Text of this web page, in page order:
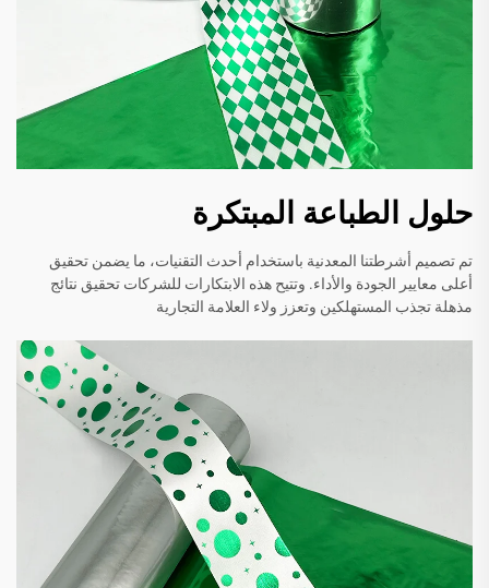
حلول الطباعة المبتكرة
تم تصميم أشرطتنا المعدنية باستخدام أحدث التقنيات، ما يضمن تحقيق
أعلى معايير الجودة والأداء. وتتيح هذه الابتكارات للشركات تحقيق نتائج
مذهلة تجذب المستهلكين وتعزز ولاء العلامة التجارية